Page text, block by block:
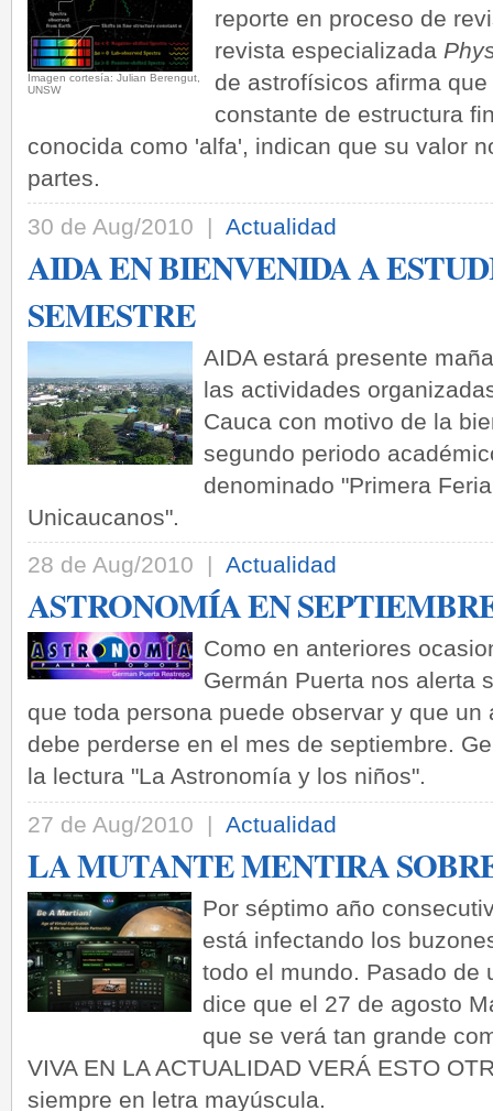
Imagen cortesía: Julian Berengut,
UNSW
reporte en proceso de
revista especializada
de astrofísicos afirma
constante de estructura
conocida como 'alfa', indican que su valor
partes.
30 de Aug/2010 | Actualidad
AIDA EN BIENVENIDA A
SEMESTRE
AIDA estará presente
las actividades
Cauca con motivo de la
segundo periodo
denominado "Primera
Unicaucanos".
28 de Aug/2010 | Actualidad
ASTRONOMÍA EN
Como en anteriores
Germán Puerta nos alerta
que toda persona puede observar y que
debe perderse en el mes de septiembre.
la lectura "La Astronomía y los niños".
27 de Aug/2010 | Actualidad
LA MUTANTE MENTIRA
Por séptimo año
está infectando los
todo el mundo. Pasado de
dice que el 27 de agosto
que se verá tan grande
VIVA EN LA ACTUALIDAD VERÁ ESTO
siempre en letra mayúscula.